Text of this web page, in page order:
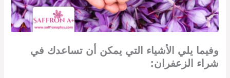
وفيما يلي الأشياء التي يمكن أن تساعدك في
شراء الزعفران: